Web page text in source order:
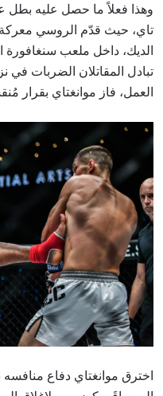
وهذا فعلاً ما حصل عليه بطل
تاي، حيث قدّم الروسي
الديك، داخل ملعب سنغافورة
تبادل المقاتلان الضربات
العمل، فاز موانغتاي بقرار
اخترق موانغتاي دفاع